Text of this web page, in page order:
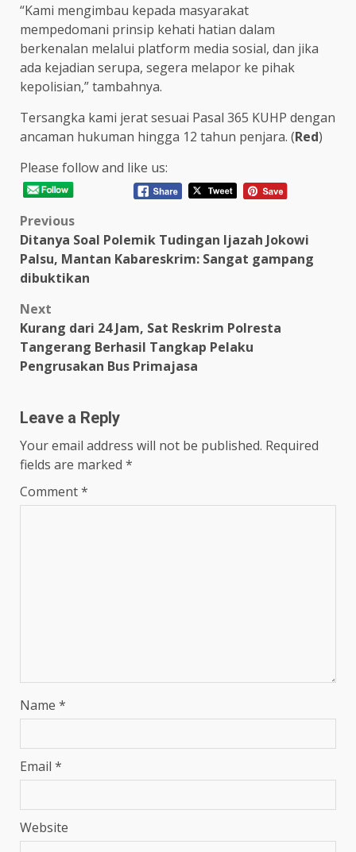
“Kami mengimbau kepada masyarakat
mempedomani prinsip kehati hatian dalam
berkenalan melalui platform media sosial, dan jika
ada kejadian serupa, segera melapor ke pihak
kepolisian,” tambahnya.
Tersangka kami jerat sesuai Pasal 365 KUHP dengan
ancaman hukuman hingga 12 tahun penjara. (Red)
Please follow and like us:
Post
navigation
Previous
Ditanya Soal Polemik Tudingan Ijazah Jokowi
Palsu, Mantan Kabareskrim: Sangat gampang
dibuktikan
Next
Kurang dari 24 Jam, Sat Reskrim Polresta
Tangerang Berhasil Tangkap Pelaku
Pengrusakan Bus Primajasa
Leave a Reply
Your email address will not be published. Required
fields are marked *
Comment*
Name *
Email *
Website